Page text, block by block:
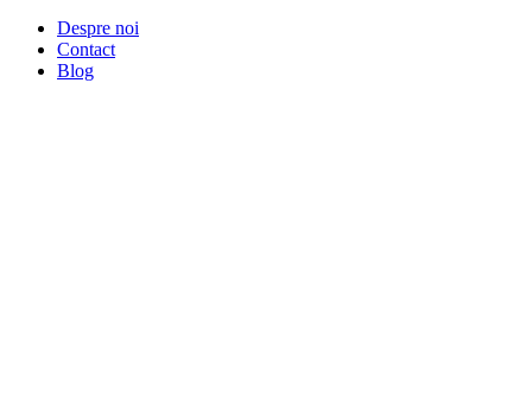
Despre noi
Contact
Blog